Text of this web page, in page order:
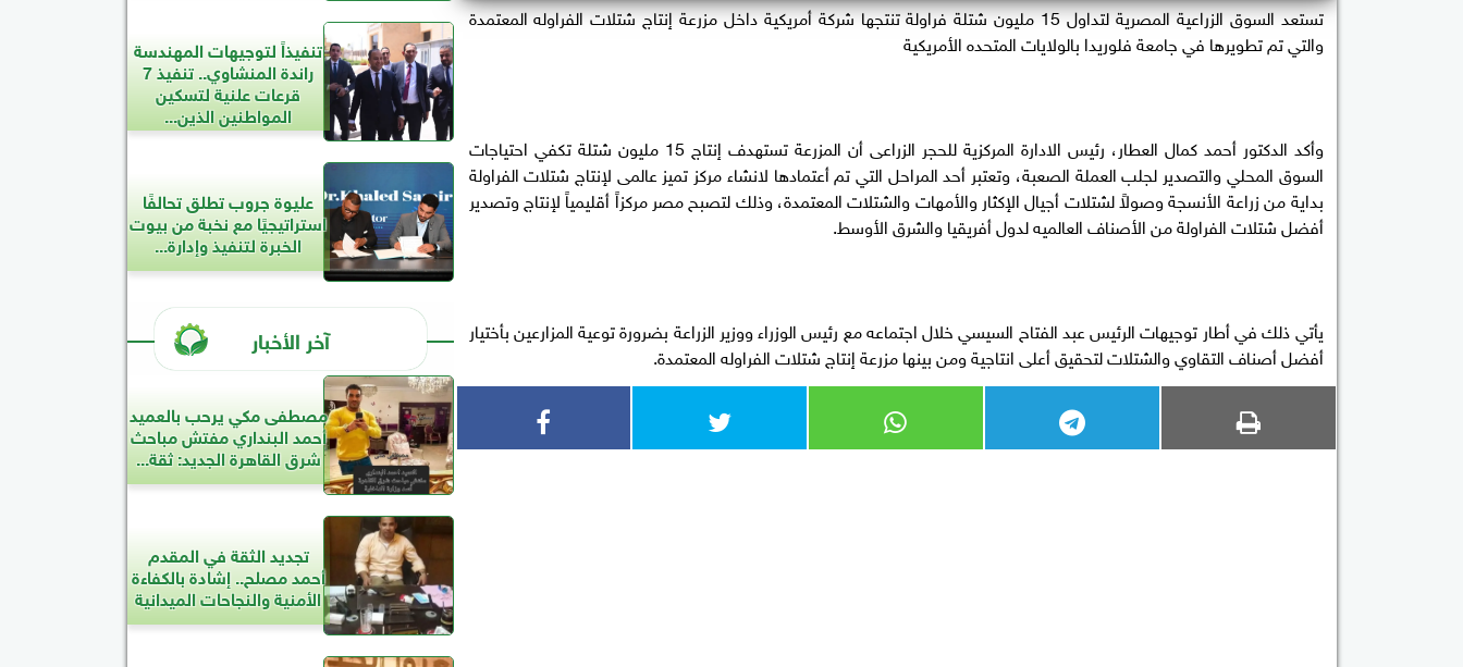
تستعد السوق الزراعية المصرية لتداول 15 مليون شتلة فراولة تنتجها شركة أمريكية داخل مزرعة إنتاج شتلات الفراوله المعتمدة
والتي تم تطويرها في جامعة فلوريدا بالولايات المتحده الأمريكية
وأكد الدكتور أحمد كمال العطار، رئيس الادارة المركزية للحجر الزراعى أن المزرعة تستهدف إنتاج 15 مليون شتلة تكفي احتياجات
السوق المحلي والتصدير لجلب العملة الصعبة، وتعتبر أحد المراحل التي تم أعتمادها لانشاء مركز تميز عالمى لإنتاج شتلات الفراولة
بداية من زراعة الأنسجة وصولاً لشتلات أجيال الإكثار والأمهات والشتلات المعتمدة، وذلك لتصبح مصر مركزاً أقليمياً لإنتاج وتصدير
أفضل شتلات الفراولة من الأصناف العالميه لدول أفريقيا والشرق الأوسط.
يأتي ذلك في أطار توجيهات الرئيس عبد الفتاح السيسي خلال اجتماعه مع رئيس الوزراء ووزير الزراعة بضرورة توعية المزارعين بأختيار
أفضل أصناف التقاوي والشتلات لتحقيق أعلى انتاجية ومن بينها مزرعة إنتاج شتلات الفراوله المعتمدة.
تنفيذاً لتوجيهات المهندسة
راندة المنشاوي.. تنفيذ 7
قرعات علنية لتسكين
المواطنين الذين...
عليوة جروب تطلق تحالفًا
استراتيجيًا مع نخبة من بيوت
الخبرة لتنفيذ وإدارة...
آخر الأخبار
مصطفى مكي يرحب بالعميد
أحمد البنداري مفتش مباحث
شرق القاهرة الجديد: ثقة...
تجديد الثقة في المقدم
أحمد مصلح.. إشادة بالكفاءة
الأمنية والنجاحات الميدانية